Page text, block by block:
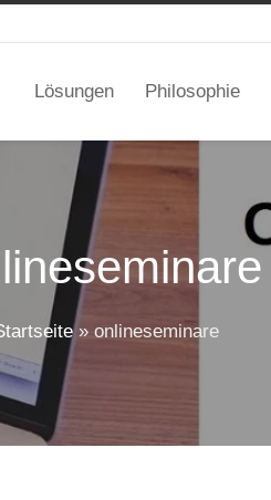
Lösungen Philosophie
» onlineseminare